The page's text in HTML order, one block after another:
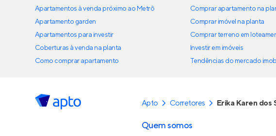
Apartamentos à venda próximo ao Metrô
Apartamento garden
Apartamentos para investir
Coberturas à venda na planta
Como comprar apartamento
Comprar apartamento na
Comprar imóvel na planta
Comprar terreno em
Investir em imóveis
Tendências do mercado
Apto Corretores Erika Karen dos
Quem somos